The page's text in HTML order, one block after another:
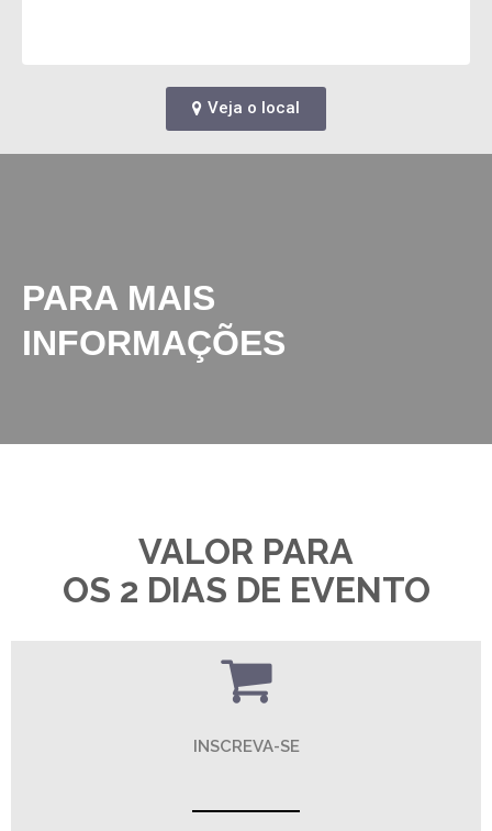
Veja o local
PARA MAIS
INFORMAÇÕES
VALOR PARA
OS 2 DIAS DE EVENTO
INSCREVA-SE